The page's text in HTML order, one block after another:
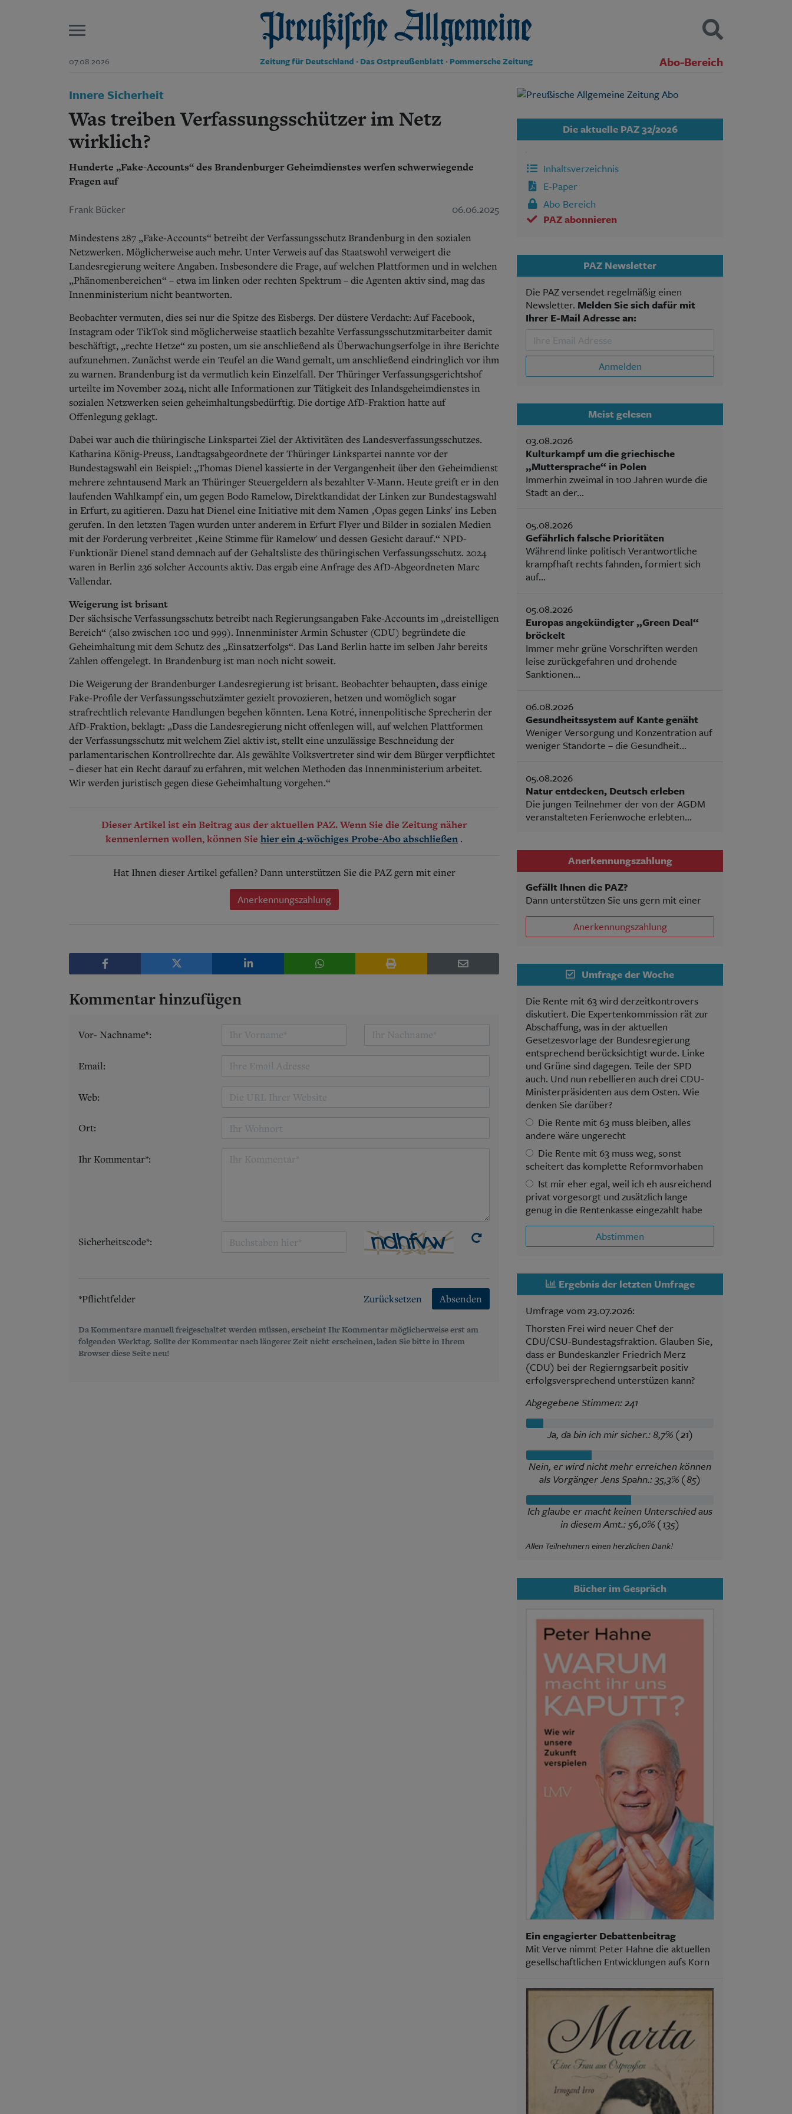
07.08.2026 Preußische Allgemeine Zeitung
Zeitung für Deutschland · Das Ostpreußenblatt · Pommersche Zeitung Abo-Bereich
Start
Aktuelle Ausgabe
Abonnenten-Login
Abonnent werden
Archiv
Mediadaten
Wirtschaft
Geschichte
Danzig und Westpreußen
Bücher
Kontakt
Datenschutz
Suchen und finden
SUCHEN
Innere Sicherheit
Was treiben Verfassungsschützer im Netz
wirklich?
Hunderte „Fake-Accounts“ des Brandenburger Geheimdienstes werfen schwerwiegende
Fragen auf
Frank Bücker 06.06.2025
Mindestens 287 „Fake-Accounts“ betreibt der Verfassungsschutz Brandenburg in den sozialen
Netzwerken. Möglicherweise auch mehr. Unter Verweis auf das Staatswohl verweigert die
Landesregierung weitere Angaben. Insbesondere die Frage, auf welchen Plattformen und in welchen
„Phänomenbereichen“ – etwa im linken oder rechten Spektrum – die Agenten aktiv sind, mag das
Innenministerium nicht beantworten.
Beobachter vermuten, dies sei nur die Spitze des Eisbergs. Der düstere Verdacht: Auf Facebook,
Instagram oder TikTok sind möglicherweise staatlich bezahlte Verfassungsschutzmitarbeiter damit
beschäftigt, „rechte Hetze“ zu posten, um sie anschließend als Überwachungserfolge in ihre Berichte
aufzunehmen. Zunächst werde ein Teufel an die Wand gemalt, um anschließend eindringlich vor ihm
zu warnen. Brandenburg ist da vermutlich kein Einzelfall. Der Thüringer Verfassungsgerichtshof
urteilte im November 2024, nicht alle Informationen zur Tätigkeit des Inlandsgeheimdienstes in
sozialen Netzwerken seien geheimhaltungsbedürftig. Die dortige AfD-Fraktion hatte auf
Offenlegung geklagt.
Dabei war auch die thüringische Linkspartei Ziel der Aktivitäten des Landesverfassungsschutzes.
Katharina König-Preuss, Landtagsabgeordnete der Thüringer Linkspartei nannte vor der
Bundestagswahl ein Beispiel: „Thomas Dienel kassierte in der Vergangenheit über den Geheimdienst
mehrere zehntausend Mark an Thüringer Steuergeldern als bezahlter V-Mann. Heute greift er in den
laufenden Wahlkampf ein, um gegen Bodo Ramelow, Direktkandidat der Linken zur Bundestagswahl
in Erfurt, zu agitieren. Dazu hat Dienel eine Initiative mit dem Namen ‚Opas gegen Links' ins Leben
gerufen. In den letzten Tagen wurden unter anderem in Erfurt Flyer und Bilder in sozialen Medien
mit der Forderung verbreitet ‚Keine Stimme für Ramelow' und dessen Gesicht darauf.“ NPD-
Funktionär Dienel stand demnach auf der Gehaltsliste des thüringischen Verfassungsschutz. 2024
waren in Berlin 236 solcher Accounts aktiv. Das ergab eine Anfrage des AfD-Abgeordneten Marc
Vallendar.
Weigerung ist brisant
Der sächsische Verfassungsschutz betreibt nach Regierungsangaben Fake-Accounts im „dreistelligen
Bereich“ (also zwischen 100 und 999). Innenminister Armin Schuster (CDU) begründete die
Geheimhaltung mit dem Schutz des „Einsatzerfolgs“. Das Land Berlin hatte im selben Jahr bereits
Zahlen offengelegt. In Brandenburg ist man noch nicht soweit.
Die Weigerung der Brandenburger Landesregierung ist brisant. Beobachter behaupten, dass einige
Fake-Profile der Verfassungsschutzämter gezielt provozieren, hetzen und womöglich sogar
strafrechtlich relevante Handlungen begehen könnten. Lena Kotré, innenpolitische Sprecherin der
AfD-Fraktion, beklagt: „Dass die Landesregierung nicht offenlegen will, auf welchen Plattformen
der Verfassungsschutz mit welchem Ziel aktiv ist, stellt eine unzulässige Beschneidung der
parlamentarischen Kontrollrechte dar. Als gewählte Volksvertreter sind wir dem Bürger verpflichtet
– dieser hat ein Recht darauf zu erfahren, mit welchen Methoden das Innenministerium arbeitet.
Wir werden juristisch gegen diese Geheimhaltung vorgehen.“
Dieser Artikel ist ein Beitrag aus der aktuellen PAZ. Wenn Sie die Zeitung näher
kennenlernen wollen, können Sie hier ein 4-wöchiges Probe-Abo abschließen .
Hat Ihnen dieser Artikel gefallen? Dann unterstützen Sie die PAZ gern mit einer
Anerkennungszahlung
Kommentar hinzufügen
Vor- Nachname*:
Email:
Web:
Ort:
Ihr Kommentar*:
Sicherheitscode*:
*Pflichtfelder Zurücksetzen Absenden
Da Kommentare manuell freigeschaltet werden müssen, erscheint Ihr Kommentar möglicherweise erst am
folgenden Werktag. Sollte der Kommentar nach längerer Zeit nicht erscheinen, laden Sie bitte in Ihrem
Browser diese Seite neu!
Die aktuelle PAZ 32/2026
Inhaltsverzeichnis
E-Paper
Abo Bereich
PAZ abonnieren
PAZ Newsletter
Die PAZ versendet regelmäßig einen
Newsletter. Melden Sie sich dafür mit
Ihrer E-Mail Adresse an:
Anmelden
Meist gelesen
03.08.2026
Kulturkampf um die griechische
„Muttersprache“ in Polen
Immerhin zweimal in 100 Jahren wurde die
Stadt an der...
05.08.2026
Gefährlich falsche Prioritäten
Während linke politisch Verantwortliche
krampfhaft rechts fahnden, formiert sich
auf...
05.08.2026
Europas angekündigter „Green Deal“
bröckelt
Immer mehr grüne Vorschriften werden
leise zurückgefahren und drohende
Sanktionen...
06.08.2026
Gesundheitssystem auf Kante genäht
Weniger Versorgung und Konzentration auf
weniger Standorte – die Gesundheit...
05.08.2026
Natur entdecken, Deutsch erleben
Die jungen Teilnehmer der von der AGDM
veranstalteten Ferienwoche erlebten...
Anerkennungszahlung
Gefällt Ihnen die PAZ?
Dann unterstützen Sie uns gern mit einer
Anerkennungszahlung
Umfrage der Woche
Die Rente mit 63 wird derzeitkontrovers
diskutiert. Die Expertenkommission rät zur
Abschaffung, was in der aktuellen
Gesetzesvorlage der Bundesregierung
entsprechend berücksichtigt wurde. Linke
und Grüne sind dagegen. Teile der SPD
auch. Und nun rebellieren auch drei CDU-
Ministerpräsidenten aus dem Osten. Wie
denken Sie darüber?
Die Rente mit 63 muss bleiben, alles
andere wäre ungerecht
Die Rente mit 63 muss weg, sonst
scheitert das komplette Reformvorhaben
Ist mir eher egal, weil ich eh ausreichend
privat vorgesorgt und zusätzlich lange
genug in die Rentenkasse eingezahlt habe
Abstimmen
Ergebnis der letzten Umfrage
Umfrage vom 23.07.2026:
Thorsten Frei wird neuer Chef der
CDU/CSU-Bundestagsfraktion. Glauben Sie,
dass er Bundeskanzler Friedrich Merz
(CDU) bei der Regierngsarbeit positiv
erfolgsversprechend unterstüzen kann?
Abgegebene Stimmen: 241
Ja, da bin ich mir sicher.: 8,7% (21)
Nein, er wird nicht mehr erreichen können
als Vorgänger Jens Spahn.: 35,3% (85)
Ich glaube er macht keinen Unterschied aus
in diesem Amt.: 56,0% (135)
Allen Teilnehmern einen herzlichen Dank!
Bücher im Gespräch
Ein engagierter Debattenbeitrag
Mit Verve nimmt Peter Hahne die aktuellen
gesellschaftlichen Entwicklungen aufs Korn